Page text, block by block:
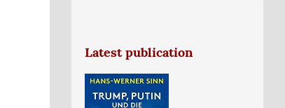
Latest publication